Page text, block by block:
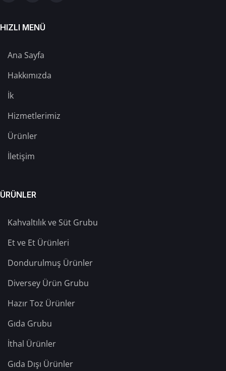
HIZLI MENÜ
Ana Sayfa
Hakkımızda
İk
Hizmetlerimiz
Ürünler
İletişim
ÜRÜNLER
Kahvaltılık ve Süt Grubu
Et ve Et Ürünleri
Dondurulmuş Ürünler
Diversey Ürün Grubu
Hazır Toz Ürünler
Gıda Grubu
İthal Ürünler
Gıda Dışı Ürünler